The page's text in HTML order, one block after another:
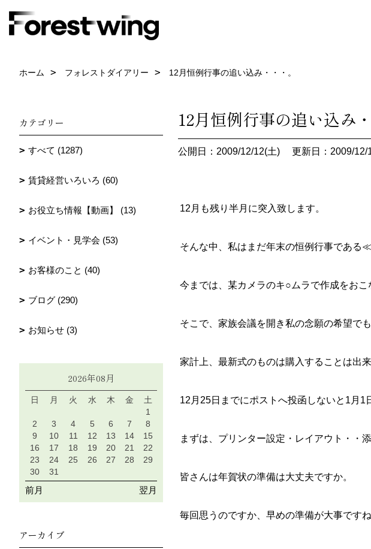
ホーム フォレストダイアリー 12月恒例行事の追い込み・・・。
12月恒例行事の追い込み・
公開日：2009/12/12(土) 更新日：2009/12/
12月も残り半月に突入致します。
そんな中、私はまだ年末の恒例行事であ
今までは、某カメラのキ○ムラで作成をお
そこで、家族会議を開き私の念願の希望で
家計上、最新式のものは購入することは出
12月25日までにポストへ投函しないと1月
まずは、プリンター設定・レイアウト・・
皆さんは年賀状の準備は大丈夫ですか。
毎回思うのですか、早めの準備が大事ですね
カテゴリー
すべて (1287)
賃貸経営いろいろ (60)
お役立ち情報【動画】 (13)
イベント・見学会 (53)
お客様のこと (40)
ブログ (290)
お知らせ (3)
2026年08月
日 月 火 水 木 金
土
1
2
3 4 5 6 7
8
9
10 11 12 13 14
15
16
17 18 19 20 21
22
23
24 25 26 27 28
29
30
31
前月 翌月
アーカイブ